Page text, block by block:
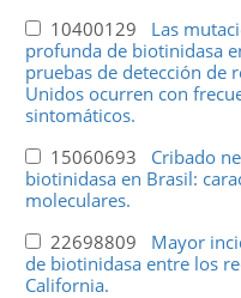
10400129 Las
profunda de biotinidasa
pruebas de detección de
Unidos ocurren con
sintomáticos.
15060693 Cribado
biotinidasa en Brasil:
moleculares.
22698809 Mayor
de biotinidasa entre los
California.